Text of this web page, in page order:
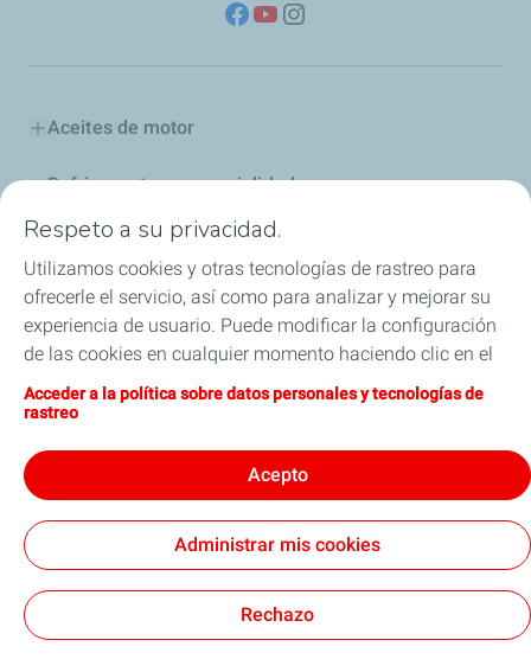
Aceites de motor
Refrigerantes y especialidades
Distribuidores
Sponsoring
Industria
Iron Dames y TotalEnergies, juntos en las 24 horas
Accesibilidad: Cumplimiento parcial
Respeto a su privacidad.
Utilizamos cookies y otras tecnologías de rastreo para
ofrecerle el servicio, así como para analizar y mejorar su
experiencia de usuario. Puede modificar la configuración
de las cookies en cualquier momento haciendo clic en el
botón «Gérer mes cookies» (Gestionar cookies). Al hacer
clic en el botón «J’accepte» (Aceptar), nos autoriza a
refuse» (Rechazar), depositaremos únicamente las
cookies técnicas estrictamente necesarias para el
correcto funcionamiento del sitio web. Si desea más
información, puede consultar la página relativa a la
Acceder a la política sobre datos personales y tecnologías de
rastreo
Acepto
Administrar mis cookies
Rechazo